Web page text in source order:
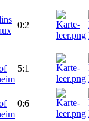
0:2
5:1
0:6